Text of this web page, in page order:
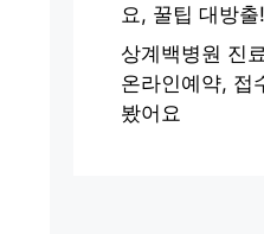
요, 꿀팁 대방출!
상계백병원 진
온라인예약, 접
봤어요